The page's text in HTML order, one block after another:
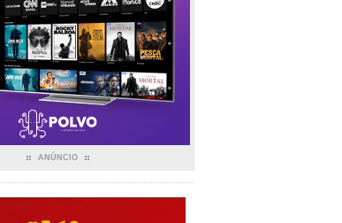
ANÚNCIO